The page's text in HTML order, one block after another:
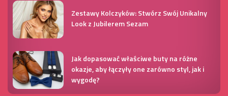
Zestawy Kolczyków: Stwórz Swój Unikalny
Look z Jubilerem Sezam
Jak dopasować właściwe buty na różne
okazje, aby łączyły one zarówno styl, jak i
wygodę?